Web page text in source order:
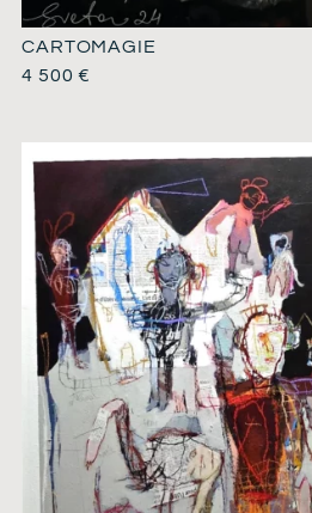
CARTOMAGIE
4 500€